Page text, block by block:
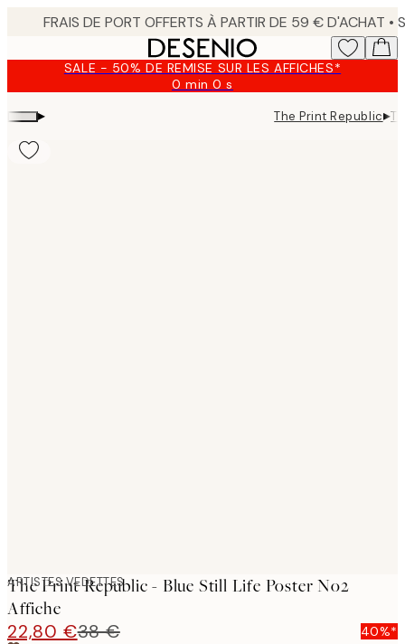
content.SALE - 50% DE REMISE SUR LES AFFICHES*
0 min0 s
Valable
▸ The Print Republic▸
ARTISTES VEDETTES
The Print Republic - Blue Still Life Poster No2
Affiche
22,80 €38 € 40%*